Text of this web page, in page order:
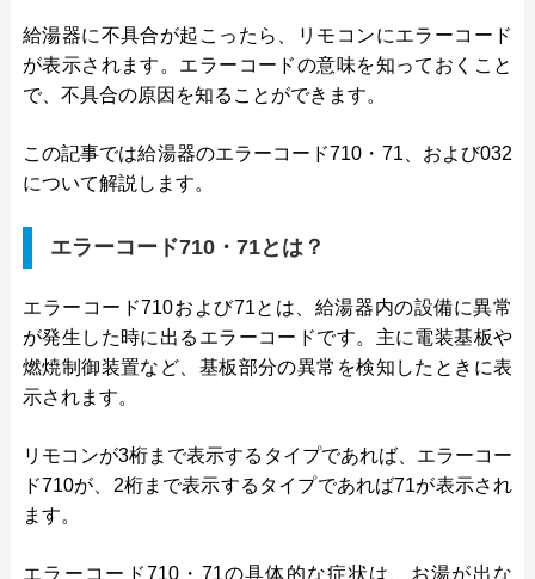
給湯器に不具合が起こったら、リモコンにエラーコード
が表示されます。エラーコードの意味を知っておくこと
で、不具合の原因を知ることができます。
この記事では給湯器のエラーコード710・71、および032
について解説します。
エラーコード710・71とは？
エラーコード710および71とは、給湯器内の設備に異常
が発生した時に出るエラーコードです。主に電装基板や
燃焼制御装置など、基板部分の異常を検知したときに表
示されます。
リモコンが3桁まで表示するタイプであれば、エラーコー
ド710が、2桁まで表示するタイプであれば71が表示され
ます。
エラーコード710・71の具体的な症状は、お湯が出な